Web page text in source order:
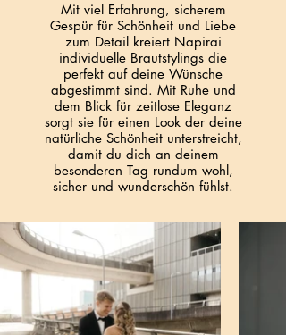
Mit viel Erfahrung, sicherem
Gespür für Schönheit und Liebe
zum Detail kreiert Napirai
individuelle Brautstylings die
perfekt auf deine Wünsche
abgestimmt sind. Mit Ruhe und
dem Blick für zeitlose Eleganz
sorgt sie für einen Look der deine
natürliche Schönheit unterstreicht,
damit du dich an deinem
besonderen Tag rundum wohl,
sicher und wunderschön fühlst.